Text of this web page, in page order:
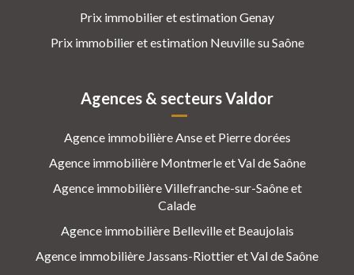
Prix immobilier et estimation Genay
Prix immobilier et estimation Neuville su Saône
Agences & secteurs Valdor
Agence immobilière Anse et Pierre dorées
Agence immobilière Montmerle et Val de Saône
Agence immobilière Villefranche-sur-Saône et
Calade
Agence immobilière Belleville et Beaujolais
Agence immobilière Jassans-Riottier et Val de Saône